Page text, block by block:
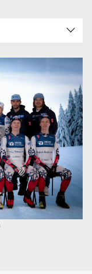
sponsorship
om å gi
organisasjon